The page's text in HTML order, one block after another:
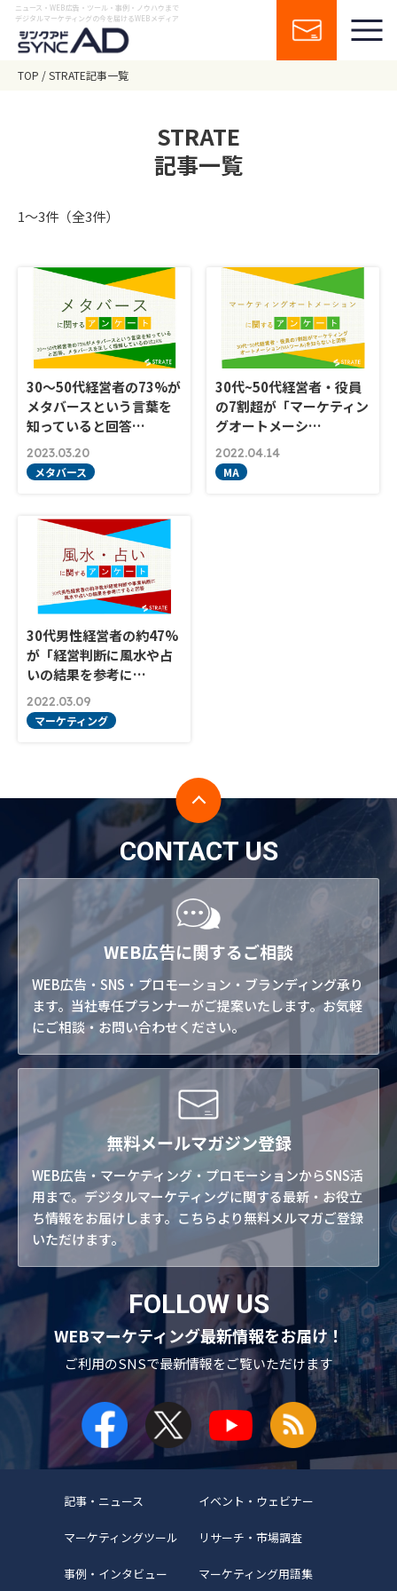
ニュース・WEB広告・ツール・事例・ノウハウまで
デジタルマーケティングの今を届けるWEBメディア
TOP STRATE記事一覧
STRATE
記事一覧
1〜3件（全3件）
30～50代経営者の73%が
メタバースという言葉を
知っていると回答…
2023.03.20
メタバース
30代~50代経営者・役員
の7割超が「マーケティン
グオートメーシ…
2022.04.14
MA
30代男性経営者の約47%
が「経営判断に風水や占
いの結果を参考に…
2022.03.09
マーケティング
CONTACT US
WEB広告に関するご相談
WEB広告・SNS・プロモーション・ブランディング承り
ます。当社専任プランナーがご提案いたします。お気軽
にご相談・お問い合わせください。
無料メールマガジン登録
WEB広告・マーケティング・プロモーションからSNS活
用まで。デジタルマーケティングに関する最新・お役立
ち情報をお届けします。こちらより無料メルマガご登録
いただけます。
FOLLOW US
WEBマーケティング最新情報をお届け！
ご利用のSNSで最新情報をご覧いただけます
記事・ニュース イベント・ウェビナー
マーケティングツール リサーチ・市場調査
事例・インタビュー マーケティング用語集